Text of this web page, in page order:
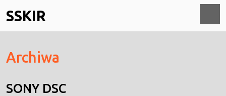
to
content
SSKIR
Archiwa
SONY DSC